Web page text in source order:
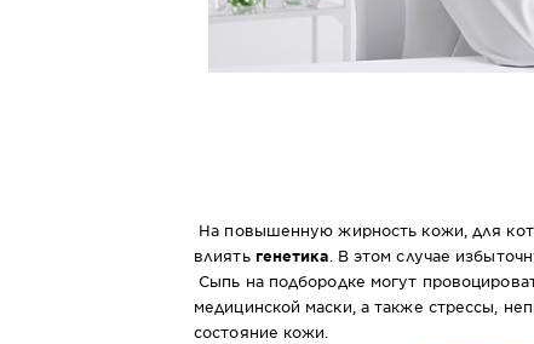
На повышенную жирность кожи, для
влиять генетика . В этом случае
Сыпь на подбородке могут
медицинской маски, а также стрессы,
состояние кожи.